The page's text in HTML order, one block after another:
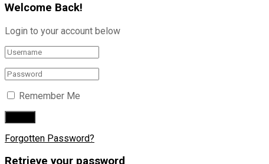
Welcome Back!
Login to your account below
Remember Me
Forgotten Password?
Retrieve your password